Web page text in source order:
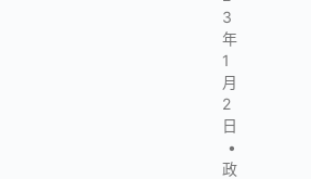
3
年
1
月
2
日
•
政